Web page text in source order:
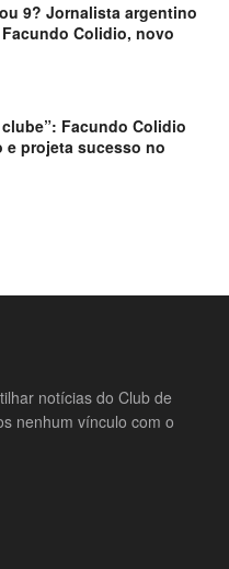
9? Jornalista argentino
Colidio, novo
Facundo Colidio
e projeta sucesso no
notícias do Club de
nenhum vínculo com o